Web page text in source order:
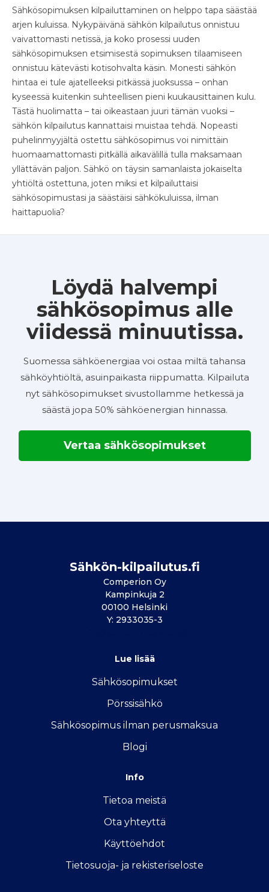
Sähkösopimuksen kilpailuttaminen on helppo tapa säästää
arjen kuluissa. Nykypäivänä sähkön kilpailutus onnistuu
vaivattomasti netissä, ja koko prosessi uuden
sähkösopimuksen etsimisestä sopimuksen tilaamiseen
onnistuu kätevästi kotisohvalta käsin. Monesti sähkön
hintaa ei tule ajatelleeksi pitkässä juoksussa – onhan
kyseessä kuitenkin suhteellisen pieni kuukausittainen kulu.
Tästä huolimatta – tai oikeastaan juuri tämän vuoksi –
sähkön kilpailutus kannattaisi muistaa tehdä. Nopeasti
puhelinmyyjältä ostettu sähkösopimus voi nimittäin
huomaamattomasti pitkällä aikavälillä tulla maksamaan
yllättävän paljon. Sähkö on täysin samanlaista jokaiselta
yhtiöltä ostettuna, joten miksi et kilpailuttaisi
sähkösopimustasi ja säästäisi sähkökuluissa, ilman
haittapuolia?
Löydä halvempi
sähkösopimus alle
viidessä minuutissa.
Suomessa sähköenergiaa voi ostaa miltä tahansa
sähköyhtiöltä, asuinpaikasta riippumatta. Kilpailuta
nyt sähkösopimukset sivustollamme hetkessä ja
säästä jopa 50% sähköenergian hinnassa.
Vertaa sähkösopimukset
Sähkön-kilpailutus.fi
Comperion Oy
Kampinkuja 2
00100 Helsinki
Y: 2933035-3
Lue lisää
Sähkösopimukset
Pörssisähkö
Sähkösopimus ilman perusmaksua
Blogi
Info
Tietoa meistä
Ota yhteyttä
Käyttöehdot
Tietosuoja- ja rekisteriseloste